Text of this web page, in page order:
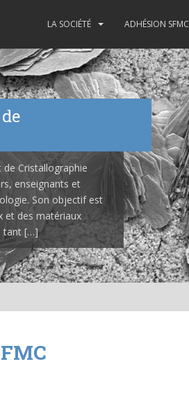
LA SOCIÉTÉ ADHÉSION SFMC
Cristallographie
enseignants et
Son objectif est
et des matériaux
tant […]